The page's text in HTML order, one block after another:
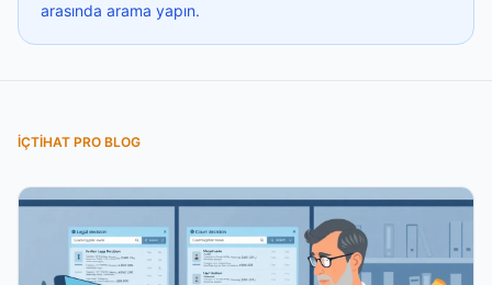
arasında arama yapın.
İÇTIHAT PRO BLOG